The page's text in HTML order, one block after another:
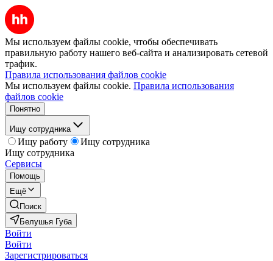
Мы используем файлы cookie, чтобы обеспечивать
правильную работу нашего веб-сайта и анализировать сетевой
трафик.
Правила использования файлов cookie
Мы используем файлы cookie. Правила использования
файлов cookie
Понятно
Ищу сотрудника
Ищу работу
Ищу сотрудника
Ищу сотрудника
Сервисы
Помощь
Ещё
Поиск
Белушья Губа
Войти
Войти
Зарегистрироваться